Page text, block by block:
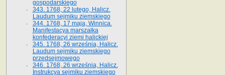
gospodarskiego
343. 1768, 22 lutego, Halicz.
Laudum sejmiku ziemskiego
344. 1768, 17 maja, Winnica.
Manifestacya marszałka
konfederacyi ziemi halickiej
345. 1768, 26 września, Halicz.
Laudum sejmiku ziemskiego
przedsejmowego
346. 1768, 26 września, Halicz.
Instrukcya sejmiku ziemskiego